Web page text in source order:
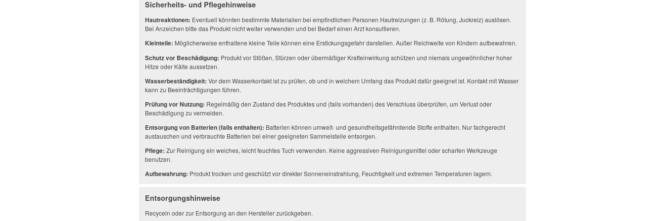
Sicherheits- und Pflegehinweise
Hautreaktionen: Eventuell könnten bestimmte Materialien bei empfindlichen Personen Hautreizungen (z. B. Rötung, Juckreiz) auslösen.
Bei Anzeichen bitte das Produkt nicht weiter verwenden und bei Bedarf einen Arzt konsultieren.
Kleinteile: Möglicherweise enthaltene kleine Teile können eine Erstickungsgefahr darstellen. Außer Reichweite von Kindern aufbewahren.
Schutz vor Beschädigung: Produkt vor Stößen, Stürzen oder übermäßiger Krafteinwirkung schützen und niemals ungewöhnlicher hoher
Hitze oder Kälte aussetzen.
Wasserbeständigkeit: Vor dem Wasserkontakt ist zu prüfen, ob und in welchem Umfang das Produkt dafür geeignet ist. Kontakt mit Wasser
kann zu Beeinträchtigungen führen.
Prüfung vor Nutzung: Regelmäßig den Zustand des Produktes und (falls vorhanden) des Verschluss überprüfen, um Verlust oder
Beschädigung zu vermeiden.
Entsorgung von Batterien (falls enthalten): Batterien können umwelt- und gesundheitsgefährdende Stoffe enthalten. Nur fachgerecht
austauschen und verbrauchte Batterien bei einer geeigneten Sammelstelle entsorgen.
Pflege: Zur Reinigung ein weiches, leicht feuchtes Tuch verwenden. Keine aggressiven Reinigungsmittel oder scharfen Werkzeuge
benutzen.
Aufbewahrung: Produkt trocken und geschützt vor direkter Sonneneinstrahlung, Feuchtigkeit und extremen Temperaturen lagern.
Entsorgungshinweise
Recyceln oder zur Entsorgung an den Hersteller zurückgeben.